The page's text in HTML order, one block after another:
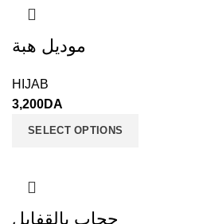
موديل هبة
HIJAB
3,200DA
SELECT OPTIONS
حجاب بالقفايل